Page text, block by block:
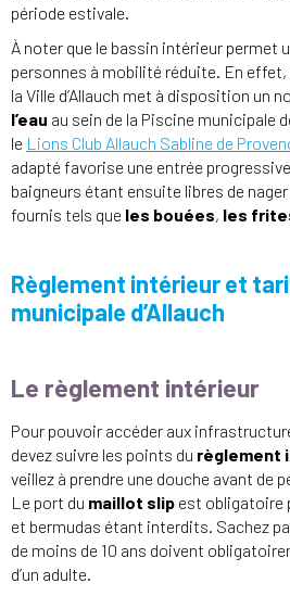
période estivale.
À noter que le bassin intérieur permet
personnes à mobilité réduite. En
la Ville d’Allauch met à disposition un
l’eau au sein de la Piscine municipale
le Lions Club Allauch Sabline de
adapté favorise une entrée
baigneurs étant ensuite libres de nager
fournis tels que les bouées, les
Règlement intérieur et
municipale d’Allauch
Le règlement intérieur
Pour pouvoir accéder aux
devez suivre les points du règlement
veillez à prendre une douche avant de
Le port du maillot slip est obligatoire
et bermudas étant interdits. Sachez
de moins de 10 ans doivent
d’un adulte.